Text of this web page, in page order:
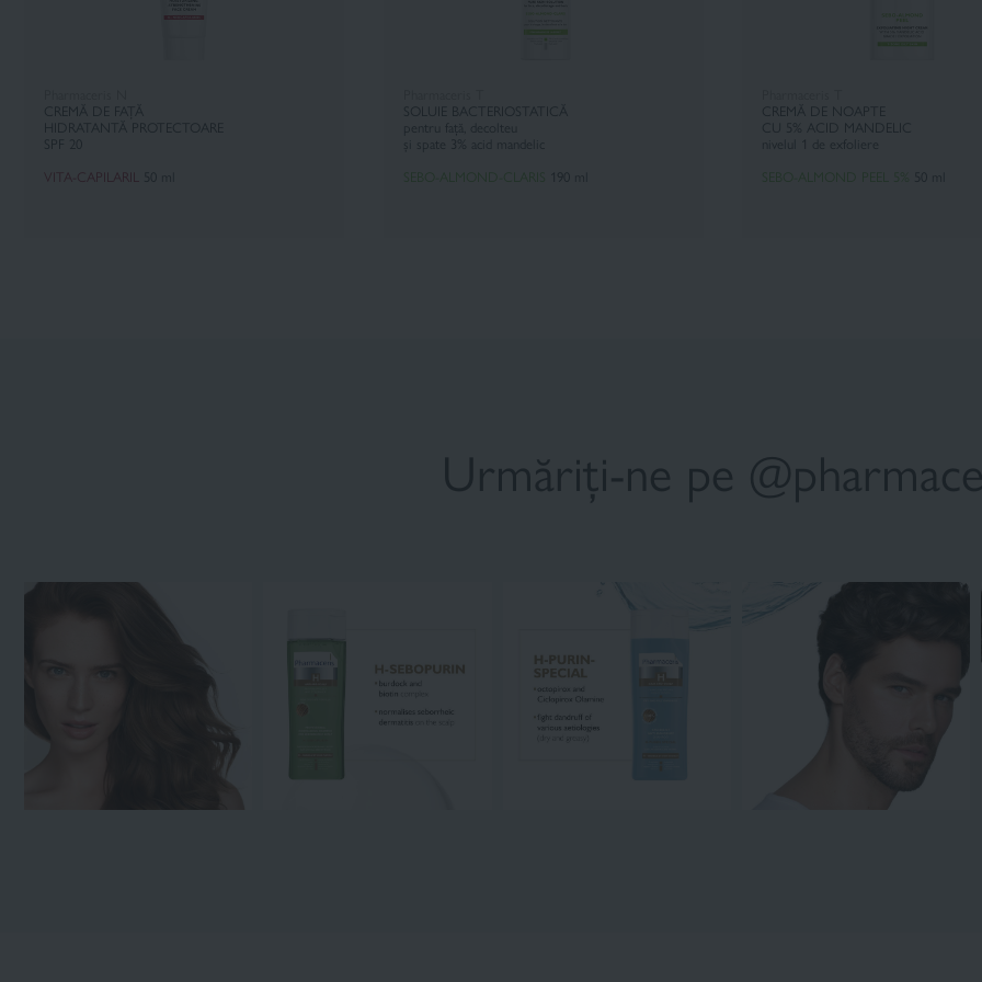
CREMĂ DE FAȚĂ
HIDRATANTĂ PROTECTOARE
SPF 20
VITA-CAPILARIL 50 ml
SOLUIE BACTERIOSTATICĂ
pentru față, decolteu
și spate 3% acid mandelic
190 ml
CREMĂ DE NOAPTE
CU 5% ACID MANDELIC
nivelul 1 de exfoliere
50 ml
Urmăriți-ne pe